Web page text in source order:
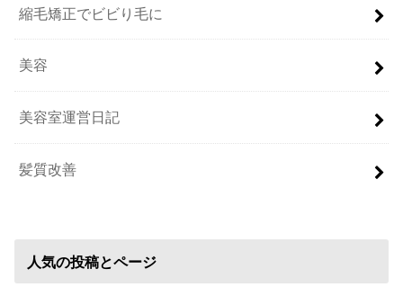
縮毛矯正でビビり毛に
美容
美容室運営日記
髪質改善
人気の投稿とページ